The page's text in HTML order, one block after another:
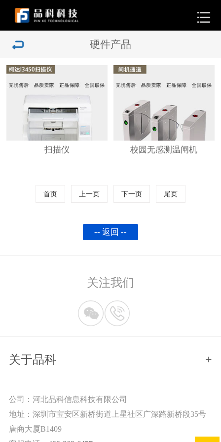
硬件产品
扫描仪 校园无感测温闸机
首页 上一页 下一页 尾页
-- 返回 --
关注我们
+
关于品科
公司：河北品科信息科技有限公司
地址：深圳市宝安区新桥街道上星社区广深路新桥段35号
唐商大厦B1409